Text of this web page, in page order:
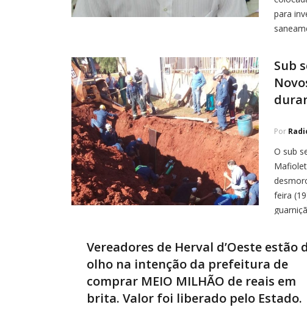
para
Sub
Por
O sub
feira
Vereadores de Herval d’Oeste estão
olho na intenção da prefeitura de
comprar MEIO MILHÃO de reais em
brita. Valor foi liberado pelo Estado.